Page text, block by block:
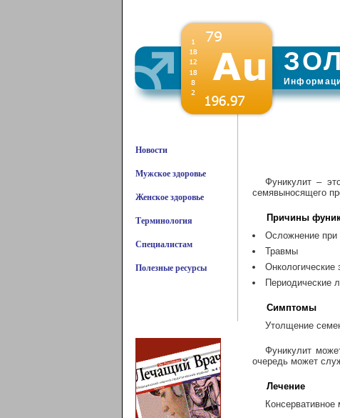
Новости
Мужское здоровье
Женское здоровье
Терминология
Специалистам
Полезные ресурсы
Фуникулит –
семявыносящего
Причины
Осложнение при
Травмы
Онкологические
Периодические
Симптомы
Утолщение
Фуникулит
очередь может
Лечение